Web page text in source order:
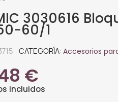
3030616
60/1
CATEGORÍA Accesorios
€
incluidos